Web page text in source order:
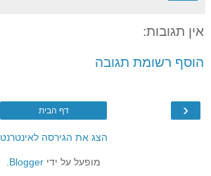
אין תגובות:
הוסף רשומת תגובה
‹ דף הבית
הצג את הגירסה לאינטרנט
מופעל על ידי Blogger
.